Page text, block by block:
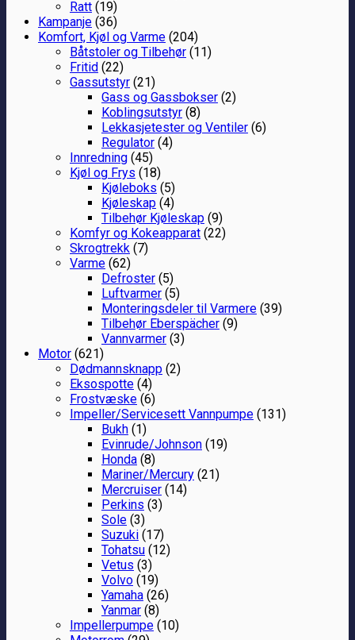
Ratt (19)
Kampanje (36)
Komfort, Kjøl og Varme (204)
Båtstoler og Tilbehør (11)
Fritid (22)
Gassutstyr (21)
Gass og Gassbokser (2)
Koblingsutstyr (8)
Lekkasjetester og Ventiler (6)
Regulator (4)
Innredning (45)
Kjøl og Frys (18)
Kjøleboks (5)
Kjøleskap (4)
Tilbehør Kjøleskap (9)
Komfyr og Kokeapparat (22)
Skrogtrekk (7)
Varme (62)
Defroster (5)
Luftvarmer (5)
Monteringsdeler til Varmere (39)
Tilbehør Eberspächer (9)
Vannvarmer (3)
Motor (621)
Dødmannsknapp (2)
Eksospotte (4)
Frostvæske (6)
Impeller/Servicesett Vannpumpe (131)
Bukh (1)
Evinrude/Johnson (19)
Honda (8)
Mariner/Mercury (21)
Mercruiser (14)
Perkins (3)
Sole (3)
Suzuki (17)
Tohatsu (12)
Vetus (3)
Volvo (19)
Yamaha (26)
Yanmar (8)
Impellerpumpe (10)